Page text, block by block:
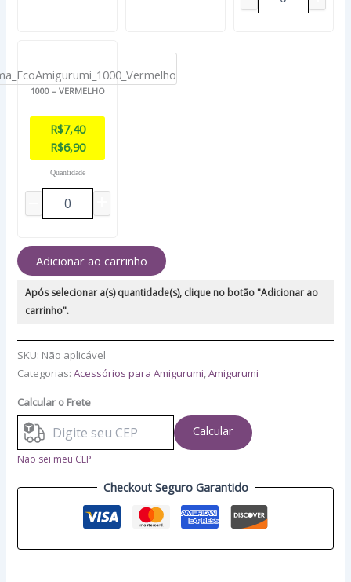
1000 – VERMELHO
R$7,40
R$6,90
Quantidade
Adicionar ao carrinho
Após selecionar a(s) quantidade(s), clique no botão "Adicionar ao
carrinho".
SKU: Não aplicável
Categorias:Acessórios para Amigurumi,Amigurumi
Calcular o Frete
Calcular
Não sei meu CEP
Checkout Seguro Garantido